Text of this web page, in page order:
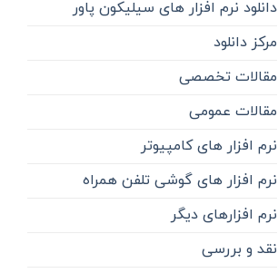
دانلود نرم افزار های سیلیکون پاور
مرکز دانلود
مقالات تخصصی
مقالات عمومی
نرم افزار های کامپیوتر
نرم افزار های گوشی تلفن همراه
نرم افزارهای دیگر
نقد و بررسی